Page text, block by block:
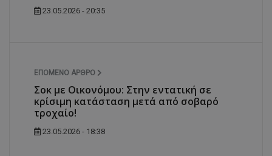
23.05.2026 - 20:35
ΕΠΌΜΕΝΟ ΆΡΘΡΟ
Σοκ με Οικονόμου: Στην εντατική σε
κρίσιμη κατάσταση μετά από σοβαρό
τροχαίο!
23.05.2026 - 18:38